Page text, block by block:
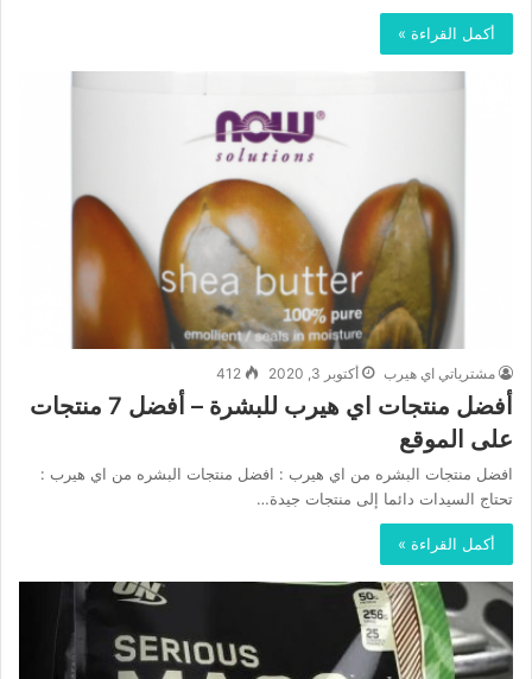
أكمل القراءة »
مشترياتي اي هيرب أكتوبر 3, 2020 412
أفضل منتجات اي هيرب للبشرة – أفضل 7 منتجات
على الموقع
افضل منتجات البشره من اي هيرب : افضل منتجات البشره من اي هيرب :
تحتاج السيدات دائما إلى منتجات جيدة…
أكمل القراءة »